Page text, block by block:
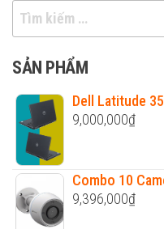
Tìm
kiếm
cho:
SẢN PHẨM
Dell Latitude
9,000,000₫
Combo 10
9,396,000₫